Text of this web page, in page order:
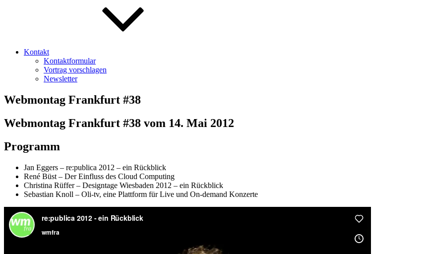
Kontakt
Kontaktformular
Vortrag vorschlagen
Newsletter
Webmontag Frankfurt #38
Webmontag Frankfurt #38 vom 14. Mai 2012
Programm
Jan Eggers – re:publica 2012 – ein Rückblick
René Büst – Der Einfluss des Cloud Computing
Christina Rüffer – Designtage Wiesbaden 2012 – ein Rückblick
Sebastian Knoll – Oli-tv, eine Plattform für Live und On-demand Konzerte